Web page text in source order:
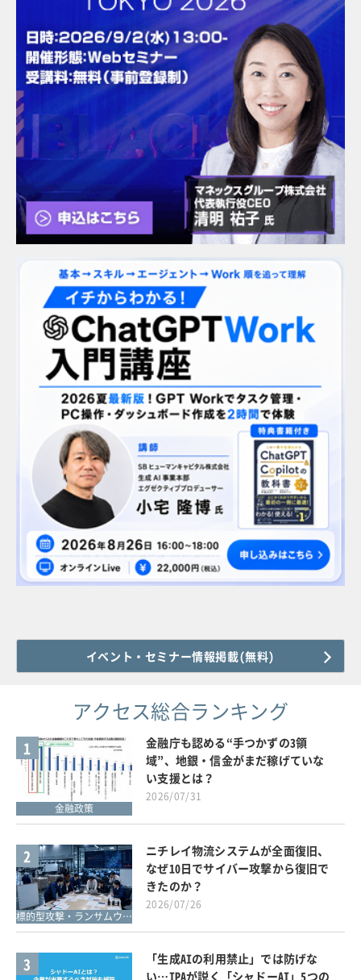
イベント・セミナー情報掲載(無料)
アクセス総合ランキング
1
金融政策
金融庁も認める“手つかずの3領
域”、地銀・信金がまだ稼げていな
い支援とは？
2026/07/31
2
標的型攻撃・ランサムウェア対策
ニチレイ物流システムが全面復旧、
なぜ10日でサイバー攻撃から復旧で
きたのか？
2026/07/26
3
「生成AIの利用禁止」では防げな
い…IPAが説く「シャドーAI」5つの